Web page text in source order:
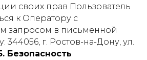
своих прав Пользователь
к Оператору с
запросом в письменной
344056, г. Ростов-на-Дону, ул.
Безопасность